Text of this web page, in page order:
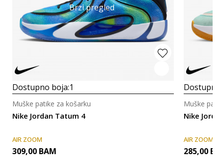
Brzi pregled
Dostupno boja:1
Nike Jordan Tatum 4
Muške patike za košarku
AIR ZOOM
309,00 BAM
Nike
Muške
AIR ZOOM
285,00